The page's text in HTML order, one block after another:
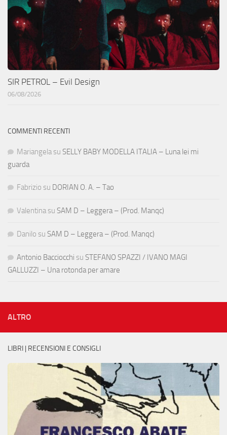
SIR PETROL – Evil Design
06/08/2026
COMMENTI RECENTI
Mariangela su SELLY BABY MODELLA ITALIA – Luna lei mi
guarda
Fabrizio su DORIAN O. A. – Tao
Valentina su SAM D – Leggera – (Prod. Manqc)
Danilo su SAM D – Leggera – (Prod. Manqc)
Antonio Bacciocchi su STEFANO SPAZZI / IVANO MAGI
GALLUZZI – Una rotonda per amare
ALTRO
LIBRI | RECENSIONI E CONSIGLI